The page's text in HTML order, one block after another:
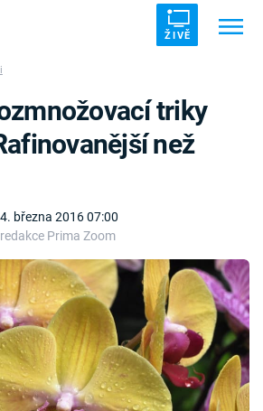
ŽIVĚ
DÁVNOVĚKU
4. března 2016 07:00
redakce Prima Zoom
triky
než